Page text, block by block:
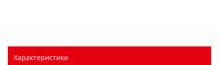
Характеристики